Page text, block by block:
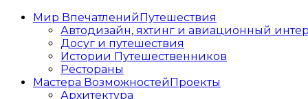
Мир Впечатлений Путешествия
Автодизайн, яхтинг и авиационный
Досуг и путешествия
Истории Путешественников
Рестораны
Мастера Возможностей Проекты
Архитектура